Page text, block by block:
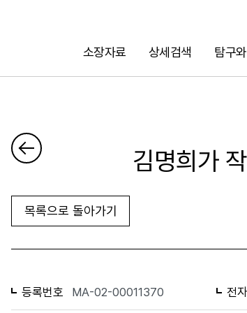
소장자료 상세검색 탐구
검색
김명희가
목록으로 돌아가기
등록번호 MA-02-00011370 전